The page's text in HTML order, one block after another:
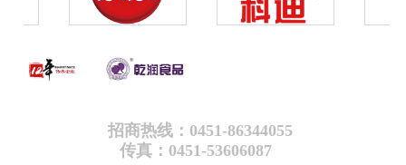
招商热线：0451-86344055
传真：0451-53606087